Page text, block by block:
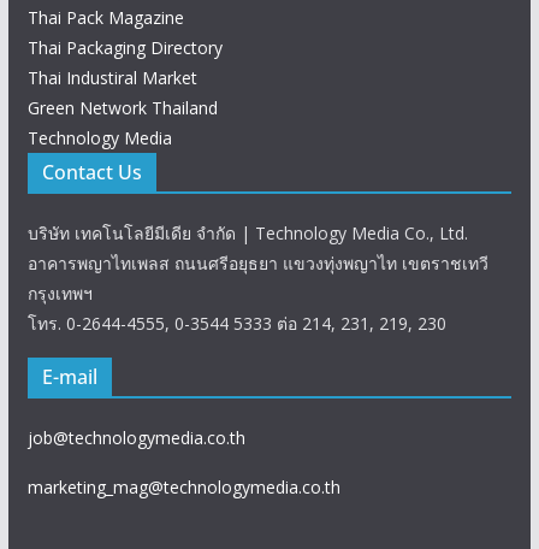
Thai Pack Magazine
Thai Packaging Directory
Thai Industiral Market
Green Network Thailand
Technology Media
Contact Us
บริษัท เทคโนโลยีมีเดีย จำกัด | Technology Media Co., Ltd.
อาคารพญาไทเพลส ถนนศรีอยุธยา แขวงทุ่งพญาไท เขตราชเทวี
กรุงเทพฯ
โทร. 0-2644-4555, 0-3544 5333 ต่อ 214, 231, 219, 230
E-mail
job@technologymedia.co.th
marketing_mag@technologymedia.co.th